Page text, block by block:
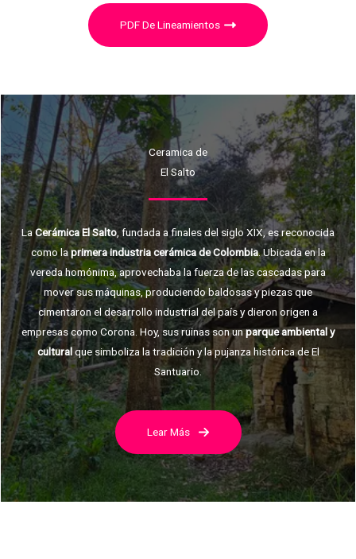
PDF De Lineamientos
Ceramica de
El Salto
LaCerámica El Salto, fundada a finales del siglo XIX, es reconocida
como laprimera industria cerámica de Colombia. Ubicada en la
vereda homónima, aprovechaba la fuerza de las cascadas para
mover sus máquinas, produciendo baldosas y piezas que
cimentaron el desarrollo industrial del país y dieron origen a
empresas como Corona. Hoy, sus ruinas son unparque ambiental y
culturalque simboliza la tradición y la pujanza histórica de El
Santuario.
Lear Más